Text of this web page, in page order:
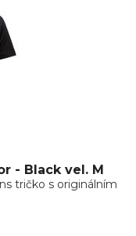
- Black vel. M
tričko s originálním